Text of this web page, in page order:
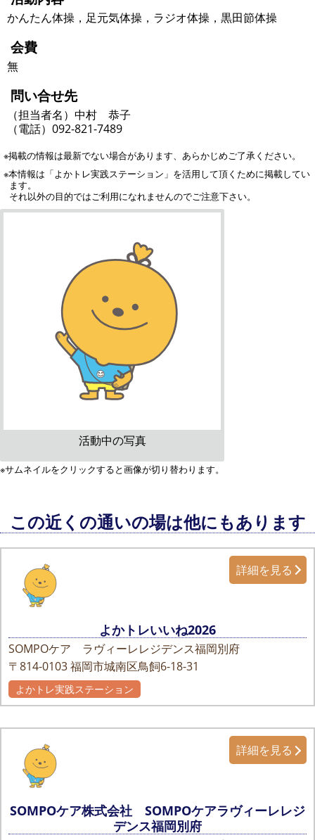
かんたん体操，足元気体操，ラジオ体操，黒田節体操
会費
無
問い合せ先
（担当者名）中村 恭子
（電話）092-821-7489
※掲載の情報は最新でない場合があります、あらかじめご了承ください。
※本情報は「よかトレ実践ステーション」を活用して頂くために掲載してい
ます。
それ以外の目的ではご利用になれませんのでご注意下さい。
活動中の写真
※サムネイルをクリックすると画像が切り替わります。
この近くの通いの場は他にもあります
よかトレいいね2026
SOMPOケア ラヴィーレレジデンス福岡別府
〒814-0103福岡市城南区鳥飼6-18-31
詳細を見る
よかトレ実践ステーション
SOMPOケア株式会社 SOMPOケアラヴィーレレジ
デンス福岡別府
詳細を見る